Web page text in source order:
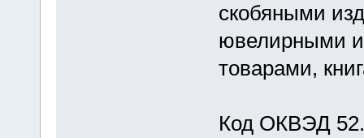
скобяными
ювелирными
товарами,
Код ОКВЭД